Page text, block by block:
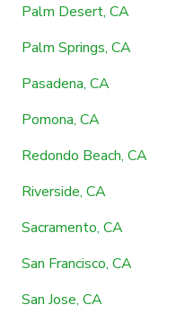
Palm Desert, CA
Palm Springs, CA
Pasadena, CA
Pomona, CA
Redondo Beach, CA
Riverside, CA
Sacramento, CA
San Francisco, CA
San Jose, CA